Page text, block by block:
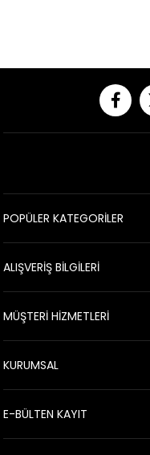
POPÜLER KATEGORİLER
ALIŞVERİŞ BİLGİLERİ
MÜŞTERİ HİZMETLERİ
KURUMSAL
E-BÜLTEN KAYIT